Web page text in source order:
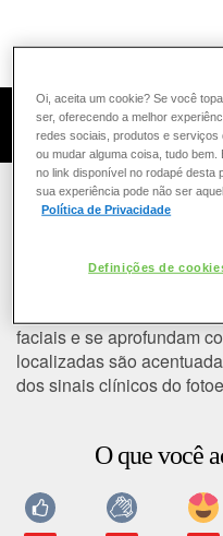
COMO POSSO AJUDAR?
PELE
SOLAR
VOZ DA BELEZA L'ORÉAL
O que são
As rugas são
faciais e se aprofundam
localizadas são
dos sinais clínicos do
O que você
Oi, aceita um cookie? Se você
ser, oferecendo a melhor
redes sociais, produtos e serviços
ou mudar alguma coisa, tudo bem.
no link disponível no rodapé desta
sua experiência pode não ser
Política de Privacidade
Definições de